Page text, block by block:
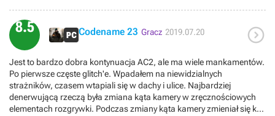
pomocy w walce. Fabuła to kontynuacja historii zemsty Ezio
doprowadzona do satysfakcjonującego zakończenia, a wątek
współczesny zagęszcza się jeszcze bardziej. W zasadzie jedyne co
mi się nie podobało to trochę nużący motyw odbudowy miasta.
8.5 Codename 23 Gracz 2019.07.20 
Jest to bardzo dobra kontynuacja AC2, ale ma wiele mankamentów.
Po pierwsze częste glitch'e. Wpadałem na niewidzialnych
strażników, czasem wtapiali się w dachy i ulice. Najbardziej
denerwującą rzeczą była zmiana kąta kamery w zręcznościowych
elementach rozgrywki. Podczas zmiany kąta kamery zmieniał się kąt